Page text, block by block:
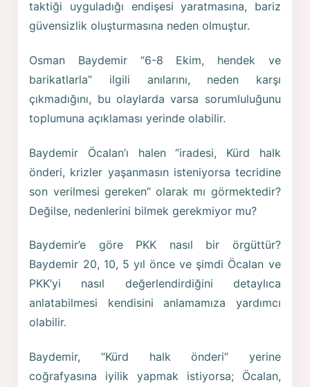
taktiği uyguladığı endişesi yaratmasına, bariz
güvensizlik oluşturmasına neden olmuştur.
Osman Baydemir “6-8 Ekim, hendek ve
barikatlarla” ilgili anılarını, neden karşı
çıkmadığını, bu olaylarda varsa sorumluluğunu
toplumuna açıklaması yerinde olabilir.
Baydemir Öcalan’ı halen “iradesi, Kürd halk
önderi, krizler yaşanmasın isteniyorsa tecridine
son verilmesi gereken” olarak mı görmektedir?
Değilse, nedenlerini bilmek gerekmiyor mu?
Baydemir’e göre PKK nasıl bir örgüttür?
Baydemir 20, 10, 5 yıl önce ve şimdi Öcalan ve
PKK’yi nasıl değerlendirdiğini detaylıca
anlatabilmesi kendisini anlamamıza yardımcı
olabilir.
Baydemir, “Kürd halk önderi” yerine
coğrafyasına iyilik yapmak istiyorsa; Öcalan,